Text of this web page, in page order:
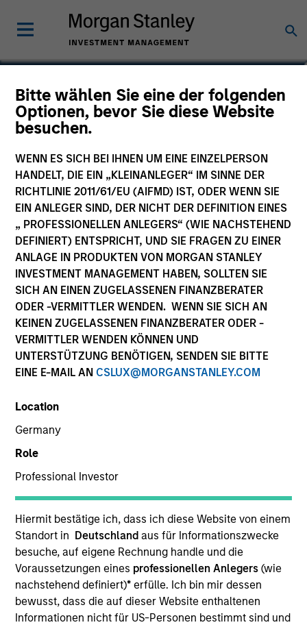
Bitte wählen Sie eine der folgenden
Optionen, bevor Sie diese Website
besuchen.
WENN ES SICH BEI IHNEN UM EINE EINZELPERSON
HANDELT, DIE EIN „KLEINANLEGER“ IM SINNE DER
RICHTLINIE 2011/61/EU (AIFMD) IST, ODER WENN SIE
EIN ANLEGER SIND, DER NICHT DER DEFINITION EINES
„ PROFESSIONELLEN ANLEGERS“ (WIE NACHSTEHEND
DEFINIERT) ENTSPRICHT, UND SIE FRAGEN ZU EINER
ANLAGE IN PRODUKTEN VON MORGAN STANLEY
INVESTMENT MANAGEMENT HABEN, SOLLTEN SIE
SICH AN EINEN ZUGELASSENEN FINANZBERATER
ODER -VERMITTLER WENDEN. WENN SIE SICH AN
KEINEN ZUGELASSENEN FINANZBERATER ODER -
VERMITTLER WENDEN KÖNNEN UND
UNTERSTÜTZUNG BENÖTIGEN, SENDEN SIE BITTE
EINE E-MAIL AN CSLUX@MORGANSTANLEY.COM
Location
Germany
Role
Professional Investor
Hiermit bestätige ich, dass ich diese Website von einem
Standort in Deutschland aus für Informationszwecke
besuche, auf eigene Rechnung handle und die
Voraussetzungen eines professionellen Anlegers(wie
nachstehend definiert)* erfülle. Ich bin mir dessen
bewusst, dass die auf dieser Website enthaltenen
Informationen nicht für US-Personen bestimmt sind und
Ko Hatazawa
Japanese Equity Team
16 Years
TEAM
Japanese Equity Team
Mr. Ko Hatazawa is an Executive Chief Fund
Manager of the Japanese Equity Group (Value) at